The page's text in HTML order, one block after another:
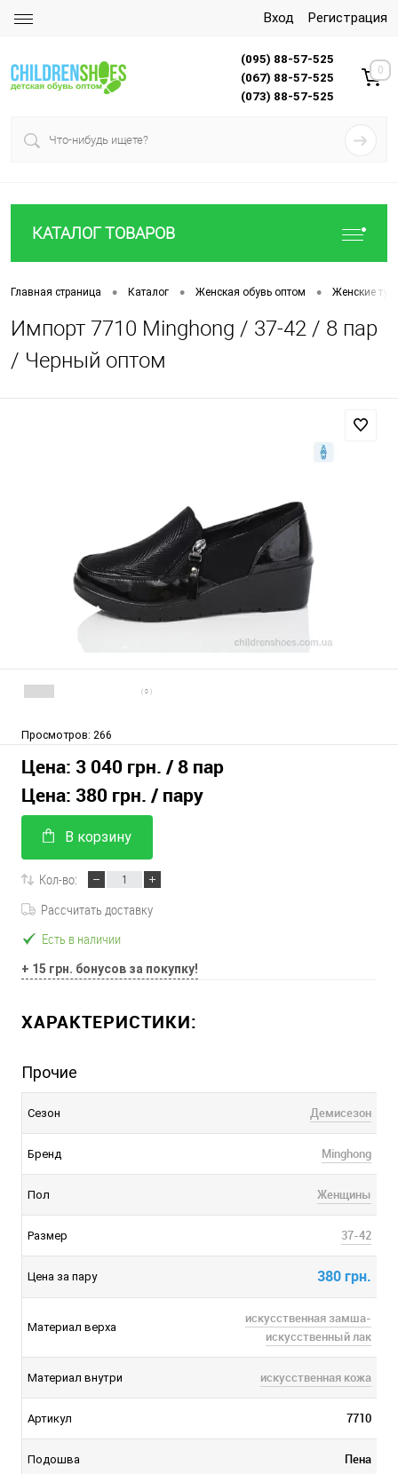
Вход Регистрация
(095) 88-57-525
(067) 88-57-525
(073) 88-57-525
0
КАТАЛОГ ТОВАРОВ
Главная страница • Каталог • Женская обувь оптом • Женские
Импорт 7710 Minghong / 37-42 / 8 пар
/ Черный оптом
( 0 )
Просмотров: 266
Цена: 3 040 грн. / 8 пар
Цена: 380 грн. / пару
В корзину
Кол-во:
Рассчитать доставку
Есть в наличии
+ 15 грн. бонусов за покупку!
ХАРАКТЕРИСТИКИ:
Прочие
Сезон Демисезон
Бренд Minghong
Пол Женщины
Размер 37-42
Цена за пару 380 грн.
Материал верха
искусственная замша-
искусственный лак
Материал внутри искусственная кожа
Артикул 7710
Подошва Пена